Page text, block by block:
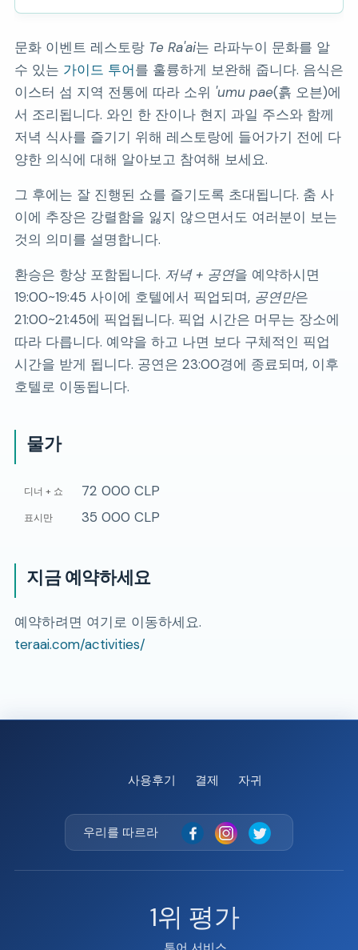
문화 이벤트 레스토랑 Te Ra'ai는 라파누이 문화를 알
수 있는 가이드 투어를 훌륭하게 보완해 줍니다. 음식은
이스터 섬 지역 전통에 따라 소위 'umu pae(흙 오븐)에
서 조리됩니다. 와인 한 잔이나 현지 과일 주스와 함께
저녁 식사를 즐기기 위해 레스토랑에 들어가기 전에 다
양한 의식에 대해 알아보고 참여해 보세요.
그 후에는 잘 진행된 쇼를 즐기도록 초대됩니다. 춤 사
이에 추장은 강렬함을 잃지 않으면서도 여러분이 보는
것의 의미를 설명합니다.
환승은 항상 포함됩니다. 저녁 + 공연을 예약하시면
19:00~19:45 사이에 호텔에서 픽업되며, 공연만은
21:00~21:45에 픽업됩니다. 픽업 시간은 머무는 장소에
따라 다릅니다. 예약을 하고 나면 보다 구체적인 픽업
시간을 받게 됩니다. 공연은 23:00경에 종료되며, 이후
호텔로 이동됩니다.
물가
디너 + 쇼 72 000 CLP
표시만 35 000 CLP
지금 예약하세요
예약하려면 여기로 이동하세요.
teraai.com/activities/
사용후기 결제 자귀
우리를 따르라
1위 평가